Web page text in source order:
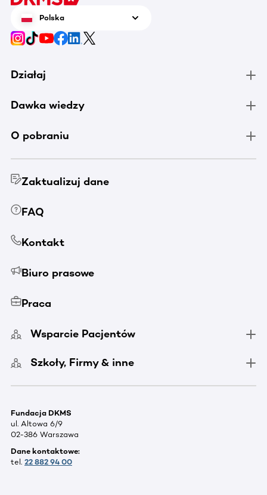
Polska
Działaj
Dawka wiedzy
O pobraniu
Zaktualizuj dane
FAQ
Kontakt
Biuro prasowe
Praca
Wsparcie Pacjentów
Szkoły, Firmy & inne
Fundacja DKMS
ul. Altowa 6/9
02-386 Warszawa
Dane kontaktowe:
tel. 22 882 94 00